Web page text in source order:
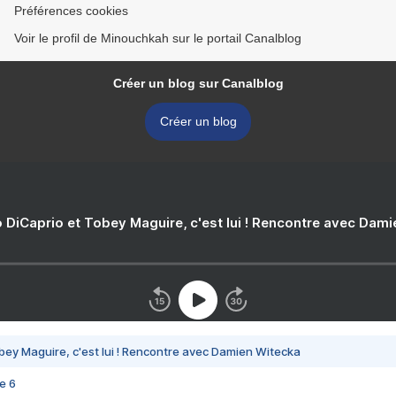
Préférences cookies
Voir le profil de Minouchkah sur le portail Canalblog
Créer un blog sur Canalblog
Créer un blog
DiCaprio et Tobey Maguire, c'est lui ! Rencontre avec
Maguire, c'est lui ! Rencontre avec Damien Witecka
6